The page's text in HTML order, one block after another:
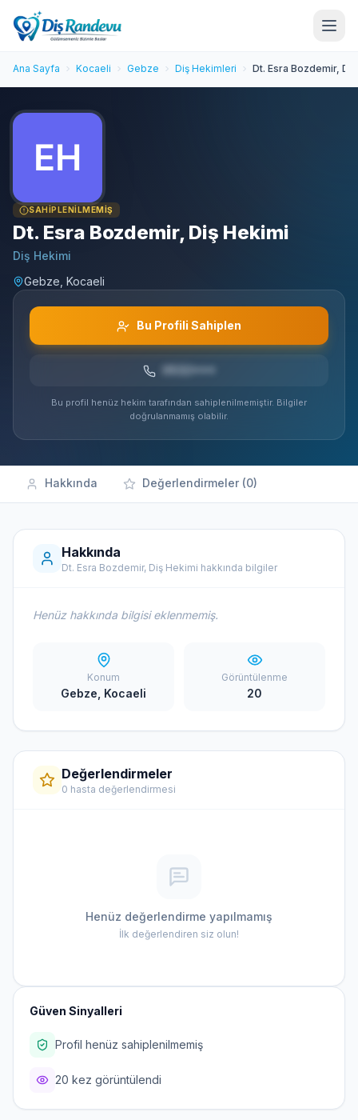
Ana Sayfa Kocaeli Gebze Diş Hekimleri Dt. Esra Bozdemir,
SAHIPLENILMEMIŞ
Dt. Esra Bozdemir, Diş Hekimi
Diş Hekimi
Gebze, Kocaeli
Bu Profili Sahiplen
Bu profil henüz hekim tarafından sahiplenilmemiştir. Bilgiler
doğrulanmamış olabilir.
Hakkında Değerlendirmeler (0)
Hakkında
Dt. Esra Bozdemir, Diş Hekimi hakkında bilgiler
Henüz hakkında bilgisi eklenmemiş.
Konum
Gebze, Kocaeli
Görüntülenme
20
Değerlendirmeler
0 hasta değerlendirmesi
Henüz değerlendirme yapılmamış
İlk değerlendiren siz olun!
Güven Sinyalleri
Profil henüz sahiplenilmemiş
20 kez görüntülendi